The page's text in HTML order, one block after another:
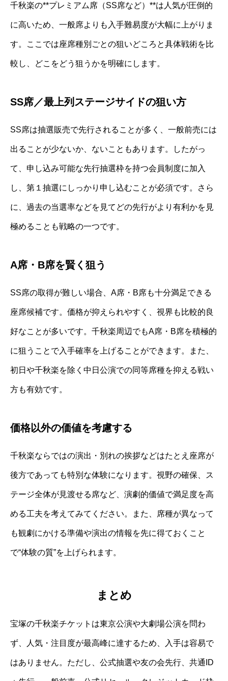
千秋楽の**プレミアム席（SS席など）**は人気が圧倒的
に高いため、一般席よりも入手難易度が大幅に上がりま
す。ここでは座席種別ごとの狙いどころと具体戦術を比
較し、どこをどう狙うかを明確にします。
SS席／最上列ステージサイドの狙い方
SS席は抽選販売で先行されることが多く、一般前売には
出ることが少ないか、ないこともあります。したがっ
て、申し込み可能な先行抽選枠を持つ会員制度に加入
し、第１抽選にしっかり申し込むことが必須です。さら
に、過去の当選率などを見てどの先行がより有利かを見
極めることも戦略の一つです。
A席・B席を賢く狙う
SS席の取得が難しい場合、A席・B席も十分満足できる
座席候補です。価格が抑えられやすく、視界も比較的良
好なことが多いです。千秋楽周辺でもA席・B席を積極的
に狙うことで入手確率を上げることができます。また、
初日や千秋楽を除く中日公演での同等席種を抑える戦い
方も有効です。
価格以外の価値を考慮する
千秋楽ならではの演出・別れの挨拶などはたとえ座席が
後方であっても特別な体験になります。視野の確保、ス
テージ全体が見渡せる席など、演劇的価値で満足度を高
める工夫を考えてみてください。また、席種が異なって
も観劇にかける準備や演出の情報を先に得ておくこと
で“体験の質”を上げられます。
まとめ
宝塚の千秋楽チケットは東京公演や大劇場公演を問わ
ず、人気・注目度が最高峰に達するため、入手は容易で
はありません。ただし、公式抽選や友の会先行、共通ID